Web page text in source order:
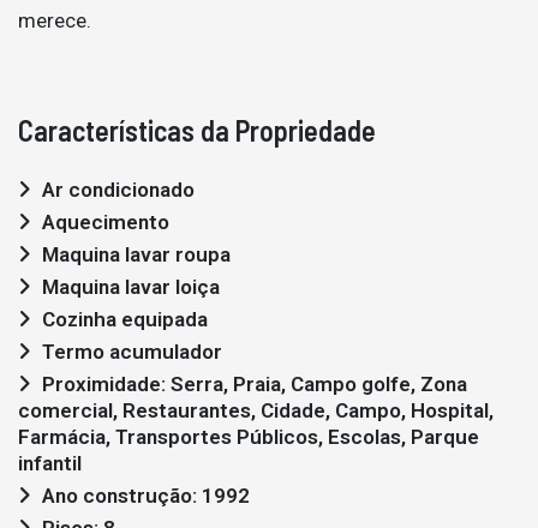
merece.
Características da Propriedade
Ar condicionado
Aquecimento
Maquina lavar roupa
Maquina lavar loiça
Cozinha equipada
Termo acumulador
comercial, Restaurantes, Cidade, Campo, Hospital,
Farmácia, Transportes Públicos, Escolas, Parque
infantil
Ano construção: 1992